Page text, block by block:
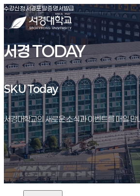
서경대학교
수강신청(새창 열림)
서경포탈(새창 열림)
증명서발급(새창 열림)
서경 TODAY
SKU Today
SKU Today
서경대학교의 새로운 소식과 이벤트를 매일 만